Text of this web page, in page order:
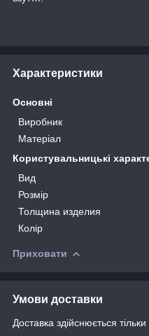
Характеристики
Основні
Виробник
Матеріал
Користувальницькі
Вид
Розмір
Толщина изделия
Колір
Приховати
Умови доставки
Доставка здійснюється